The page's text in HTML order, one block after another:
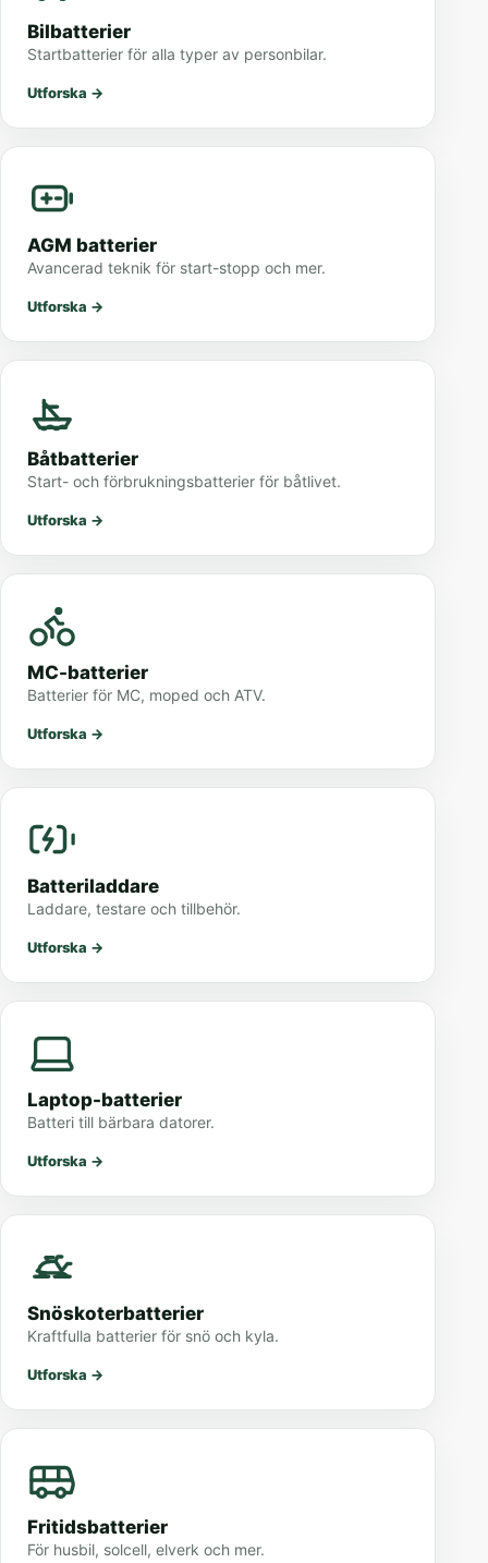
Bilbatterier
Startbatterier för alla typer av personbilar.
Utforska →
AGM batterier
Avancerad teknik för start-stopp och mer.
Utforska →
Båtbatterier
Start- och förbrukningsbatterier för båtlivet.
Utforska →
MC-batterier
Batterier för MC, moped och ATV.
Utforska →
Batteriladdare
Laddare, testare och tillbehör.
Utforska →
Laptop-batterier
Batteri till bärbara datorer.
Utforska →
Snöskoterbatterier
Kraftfulla batterier för snö och kyla.
Utforska →
Fritidsbatterier
För husbil, solcell, elverk och mer.